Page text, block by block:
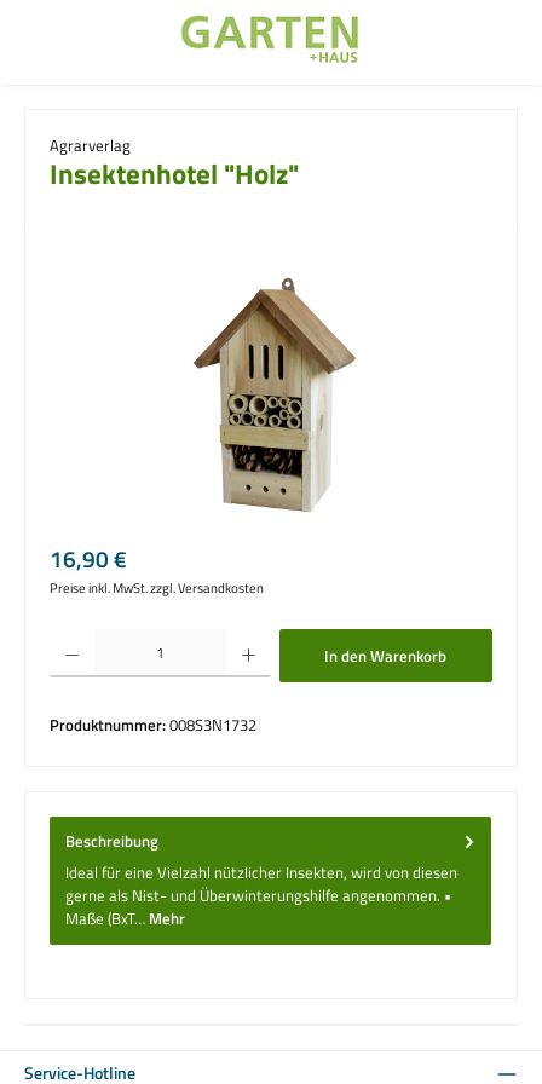
Agrarverlag
Insektenhotel "Holz"
Regulärer Preis:
16,90 €
Preise inkl. MwSt. zzgl. Versandkosten
Produkt Anzahl: Gib den gewünschten Wert ein oder benutze die Schaltflächen um
In den Warenkorb
Produktnummer:008S3N1732
Beschreibung
Ideal für eine Vielzahl nützlicher Insekten, wird von diesen
gerne als Nist- und Überwinterungshilfe angenommen. •
Maße (BxT… Mehr
Service-Hotline